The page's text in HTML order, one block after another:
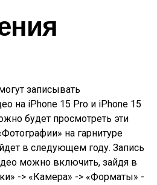
записывать
на iPhone 15 Pro и iPhone 15
будет просмотреть эти
на гарнитуре
в следующем году. Запись
можно включить, зайдя в
-> «Камера» -> «Форматы» -